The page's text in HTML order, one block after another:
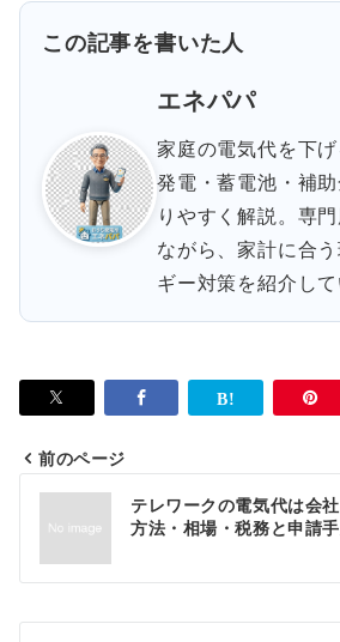
この記事を書いた人
エネパパ
家庭の電気代を下
発電・蓄電池・補
りやすく解説。専
ながら、家計に合
ギー対策を紹介して
投
ナ
ビ
前のページ
テレワークの電気代は会
方法・相場・税務と申請